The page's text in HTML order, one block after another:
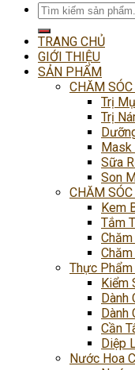
Tìm
kiếm:
TRANG CHỦ
GIỚI THIỆU
SẢN PHẨM
CHĂM
Trị
Trị
Mask
Sữa
Son
CHĂM
Kem
Tắm
Thực
Kiểm
Dành
Dành
Cần
Diệp
Nước Hoa